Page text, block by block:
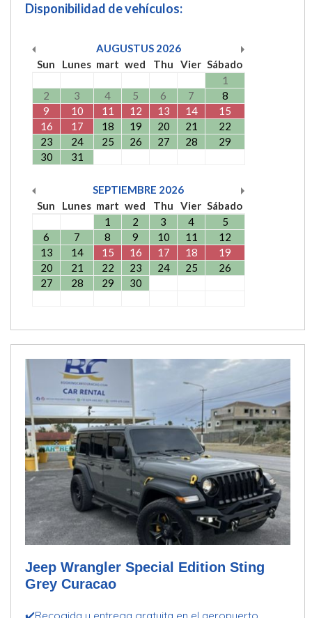
Disponibilidad de vehículos:
AUGUSTUS 2026
Sun
Lunes mart wed Thu Vier Sábado
1
2
3 4 5 6 7
8
9
10 11 12 13 14
15
16
17 18 19 20 21
22
23
24 25 26 27 28
29
30
31
SEPTIEMBRE 2026
Sun
Lunes mart wed Thu Vier Sábado
1
2 3 4
5
6
7 8 9 10 11
12
13
14 15 16 17 18
19
20
21 22 23 24 25
26
27
28 29 30
Jeep Wrangler Special Edition Sting
Grey Curacao